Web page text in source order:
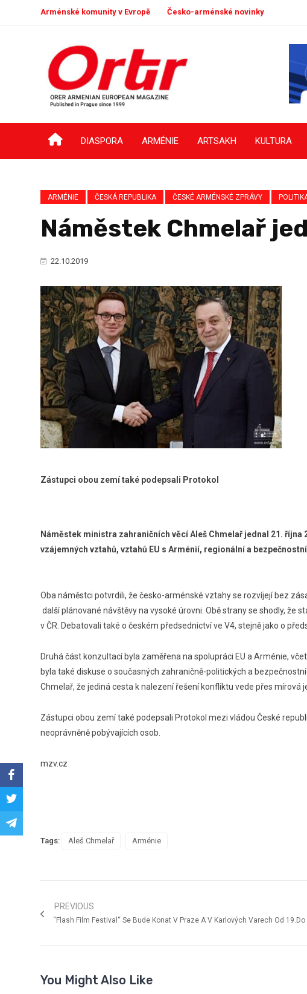
Arménské komunity v Evropě Česko-arménské novinky
DIASPORA ARMÉNIE ARTSAKH KULTURA
ARMÉNIE ČESKÁ REPUBLIKA ČESKÉ ARMÉNSKÉ ZPRÁVY
Náměstek Chmelař
22.10.2019
Zástupci obou zemí také podepsali Protokol
Náměstek ministra zahraničních věcí Aleš Chmelař jednal 21.
vzájemných vztahů, vztahů EU s Arménií, regionální a
Oba náměstci potvrdili, že česko-arménské vztahy se rozvíjejí bez
další plánované návštěvy na vysoké úrovni. Obě strany se shodly,
v ČR. Debatovali také o českém předsednictví ve V4, stejně jako o
Druhá část konzultací byla zaměřena na spolupráci EU a Arménie,
byla také diskuse o současných zahraničně-politických a
Chmelař, že jediná cesta k nalezení řešení konfliktu vede přes mírová
Zástupci obou zemí také podepsali Protokol mezi vládou České
neoprávněně pobývajících osob.
mzv.cz
Tags: Aleš Chmelař Arménie
PREVIOUS
“Flash Film Festival“ Se Bude Konat V Praze A V Karlových Varech Od
You Might Also Like